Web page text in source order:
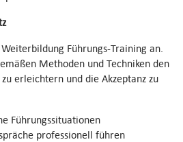
Weiterbildung Führungs-Training an.
Methoden und Techniken den
erleichtern und die Akzeptanz zu
Führungssituationen
professionell führen